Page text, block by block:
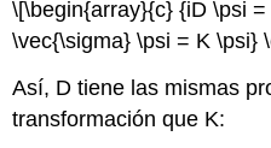
\[\begin{array}{c} {iD \psi
\vec{\sigma} \psi = K \psi}
Así, D tiene las mismas
transformación que K: